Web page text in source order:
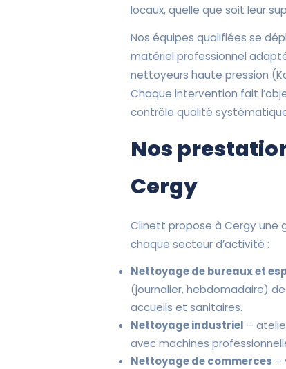
locaux, quelle que soit leur
Nos équipes qualifiées se
matériel professionnel
nettoyeurs haute pression
Chaque intervention fait
contrôle qualité
Nos
Cergy
Clinett propose à Cergy une
chaque secteur d’activité :
Nettoyage de bureaux et
(journalier, hebdomadaire)
accueils et sanitaires.
Nettoyage industriel –
avec machines
Nettoyage de commerces –